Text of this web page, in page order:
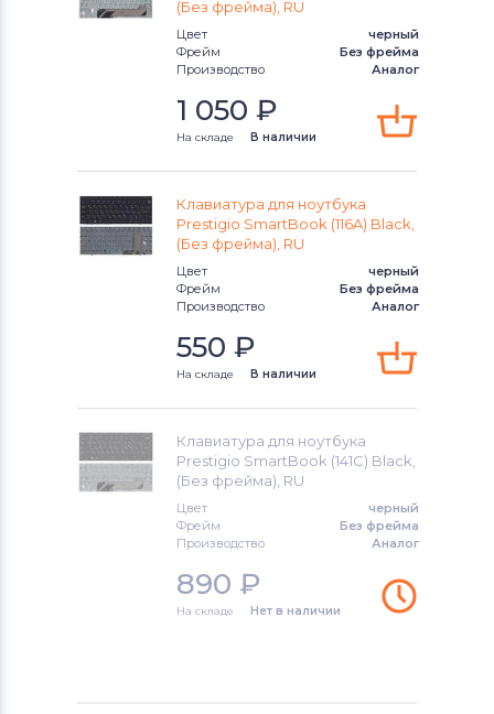
КлавиатурыКлавиатуры
КлавиатурыPackard Bell
Клавиатуры Benq
КлавиатурыGateway
КлавиатурыMedion
КлавиатурыHP
КлавиатурыMSI
КлавиатурыDell
Клавиатуры Apple
КлавиатурыLG
КлавиатурыSamsung
(Без фрейма), RU
Цвет
черный
Фрейм
Без фрейма
Производство
Аналог
1 050 ₽
На складе В наличии
Клавиатура для ноутбука
Prestigio SmartBook (116A) Black,
(Без фрейма), RU
Цвет
черный
Фрейм
Без фрейма
Производство
Аналог
550 ₽
На складе В наличии
Клавиатура для ноутбука
Prestigio SmartBook (141C) Black,
(Без фрейма), RU
Цвет
черный
Фрейм
Без фрейма
Производство
Аналог
890 ₽
На складе Нет в наличии